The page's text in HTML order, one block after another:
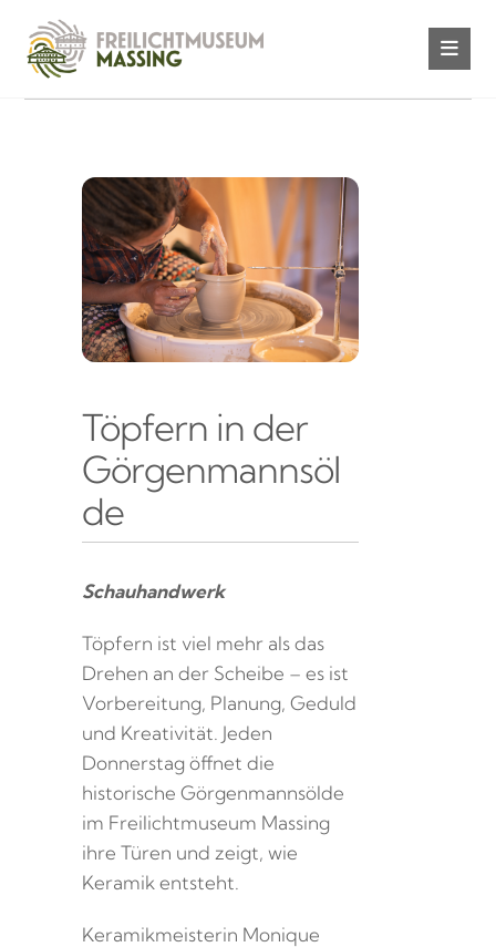
Töpfern in der
Görgenmannsöl
de
Schauhandwerk
Töpfern ist viel mehr als das
Drehen an der Scheibe – es ist
Vorbereitung, Planung, Geduld
und Kreativität. Jeden
Donnerstag öffnet die
historische Görgenmannsölde
im Freilichtmuseum Massing
ihre Türen und zeigt, wie
Keramik entsteht.
Keramikmeisterin Monique